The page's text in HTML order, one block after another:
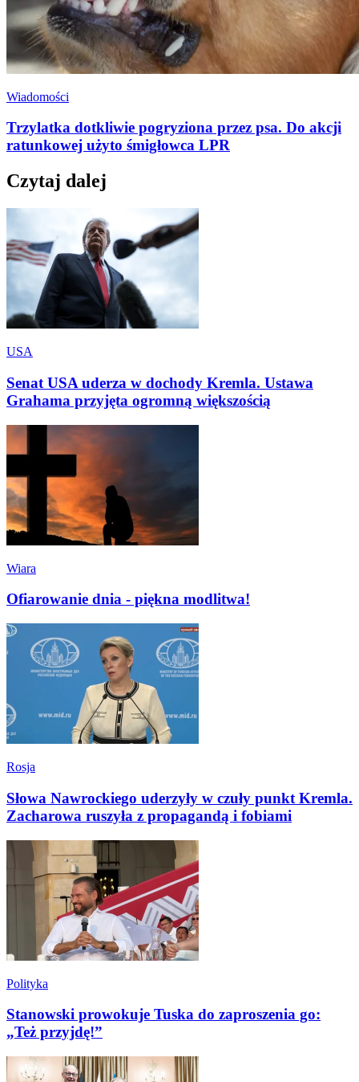
Wiadomości
Trzylatka dotkliwie pogryziona przez psa. Do akcji
ratunkowej użyto śmigłowca LPR
Czytaj dalej
USA
Senat USA uderza w dochody Kremla. Ustawa
Grahama przyjęta ogromną większością
Wiara
Ofiarowanie dnia - piękna modlitwa!
Rosja
Słowa Nawrockiego uderzyły w czuły punkt Kremla.
Zacharowa ruszyła z propagandą i fobiami
Polityka
Stanowski prowokuje Tuska do zaproszenia go:
„Też przyjdę!”